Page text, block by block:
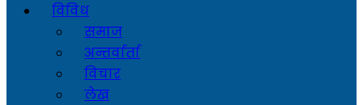
विविध
समाज
अन्तर्वार्ता
विचार
लेख